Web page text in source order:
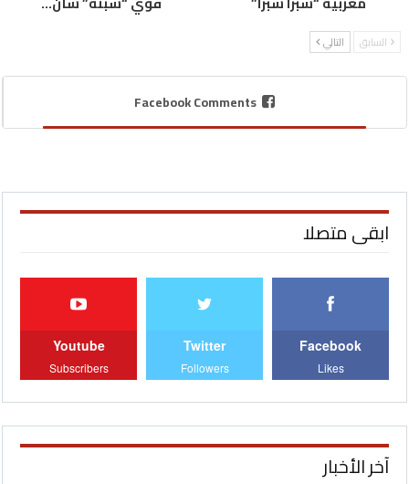
السابق التالي
Facebook Comments
ابقى متصلا
Facebook
Likes
Twitter
Followers
Youtube
Subscribers
آخر الأخبار